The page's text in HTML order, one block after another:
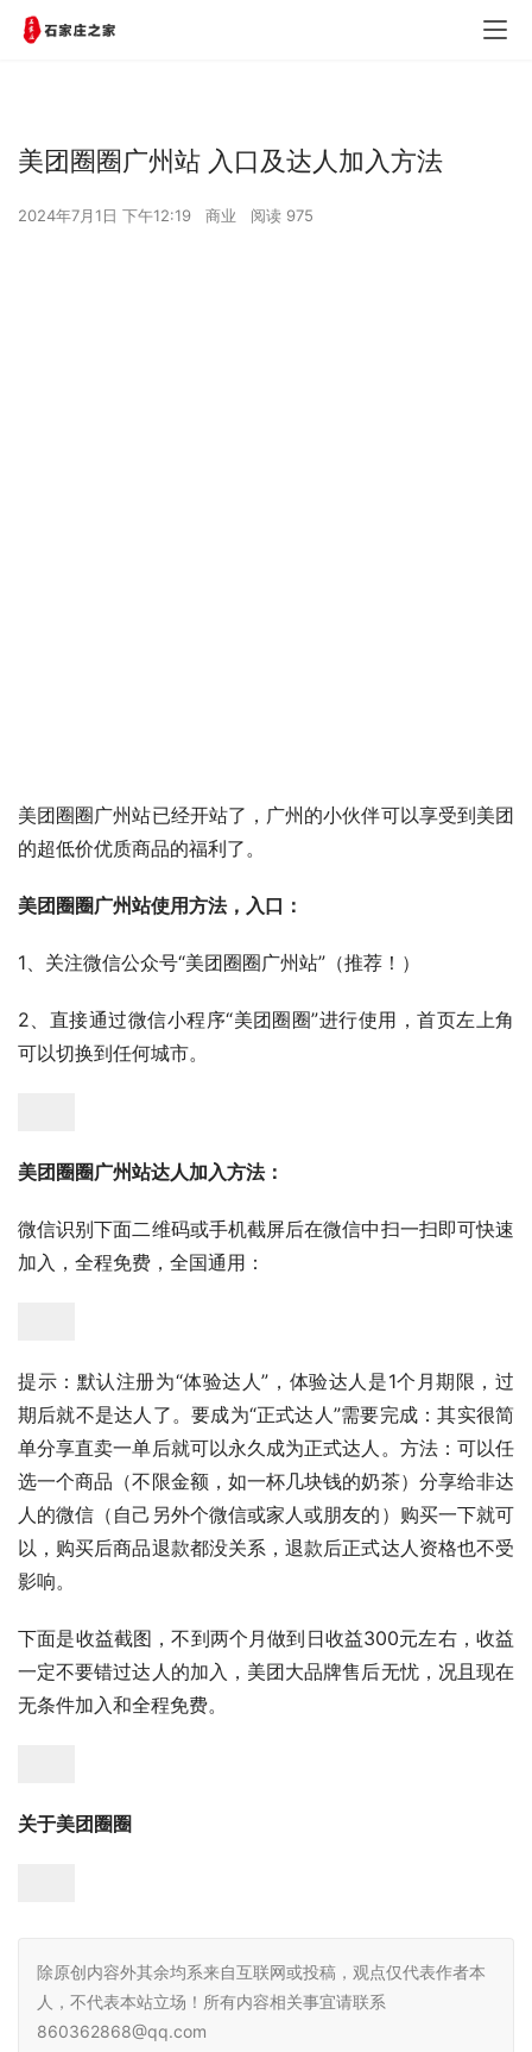
美团圈圈广州站 入口及达人加入方法
2024年7月1日 下午12:19 商业 阅读 975
美团圈圈广州站已经开站了，广州的小伙伴可以享受到美团
的超低价优质商品的福利了。
美团圈圈广州站使用方法，入口：
1、关注微信公众号“美团圈圈广州站”（推荐！）
2、直接通过微信小程序“美团圈圈”进行使用，首页左上角
可以切换到任何城市。
美团圈圈广州站达人加入方法：
微信识别下面二维码或手机截屏后在微信中扫一扫即可快速
加入，全程免费，全国通用：
提示：默认注册为“体验达人”，体验达人是1个月期限，过
期后就不是达人了。要成为“正式达人”需要完成：其实很简
单分享直卖一单后就可以永久成为正式达人。方法：可以任
选一个商品（不限金额，如一杯几块钱的奶茶）分享给非达
人的微信（自己另外个微信或家人或朋友的）购买一下就可
以，购买后商品退款都没关系，退款后正式达人资格也不受
影响。
下面是收益截图，不到两个月做到日收益300元左右，收益
一定不要错过达人的加入，美团大品牌售后无忧，况且现在
无条件加入和全程免费。
关于美团圈圈
除原创内容外其余均系来自互联网或投稿，观点仅代表作者本
人，不代表本站立场！所有内容相关事宜请联系
860362868@qq.com